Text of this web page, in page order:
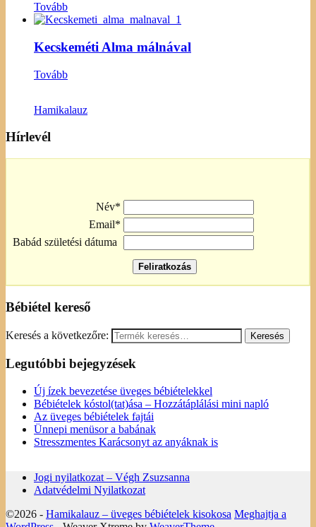
Tovább
Kecskeméti Alma málnával
Tovább
Hamikalauz
Hírlevél
Név*
Email*
Babád születési dátuma
Bébiétel kereső
Keresés a következőre:
Legutóbbi bejegyzések
Új ízek bevezetése üveges bébiételekkel
Bébiételek kóstol(tat)ása – Hozzátáplálási mini napló
Az üveges bébiételek fajtái
Ünnepi menüsor a babának
Stresszmentes Karácsonyt az anyáknak is
Jogi nyilatkozat – Végh Zsuzsanna
Adatvédelmi Nyilatkozat
©2026 - Hamikalauz – üveges bébiételek kisokosa Meghajtja a